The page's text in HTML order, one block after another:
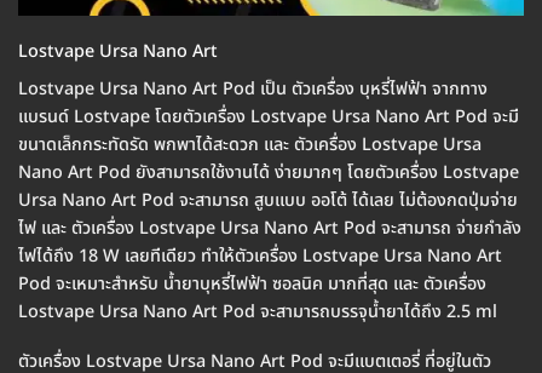
Lostvape Ursa Nano Art
Lostvape Ursa Nano Art Pod เป็น ตัวเครื่อง บุหรี่ไฟฟ้า จากทาง
แบรนด์ Lostvape โดยตัวเครื่อง Lostvape Ursa Nano Art Pod จะมี
ขนาดเล็กกระทัดรัด พกพาได้สะดวก และ ตัวเครื่อง Lostvape Ursa
Nano Art Pod ยังสามารถใช้งานได้ ง่ายมากๆ โดยตัวเครื่อง Lostvape
Ursa Nano Art Pod จะสามารถ สูบแบบ ออโต้ ได้เลย ไม่ต้องกดปุ่มจ่าย
ไฟ และ ตัวเครื่อง Lostvape Ursa Nano Art Pod จะสามารถ จ่ายกำลัง
ไฟได้ถึง 18 W เลยทีเดียว ทำให้ตัวเครื่อง Lostvape Ursa Nano Art
Pod จะเหมาะสำหรับ น้ำยาบุหรี่ไฟฟ้า ซอลนิค มากที่สุด และ ตัวเครื่อง
Lostvape Ursa Nano Art Pod จะสามารถบรรจุน้ำยาได้ถึง 2.5 ml
ตัวเครื่อง Lostvape Ursa Nano Art Pod จะมีแบตเตอรี่ ที่อยู่ในตัว